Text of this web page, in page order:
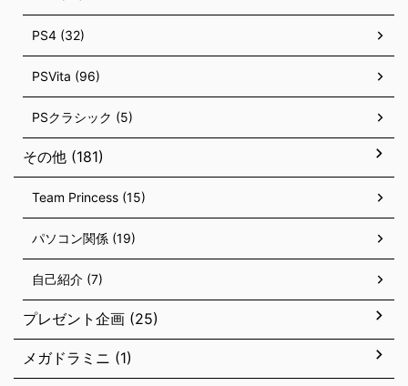
PS4 (32)
PSVita (96)
PSクラシック (5)
その他 (181)
Team Princess (15)
パソコン関係 (19)
自己紹介 (7)
プレゼント企画 (25)
メガドラミニ (1)